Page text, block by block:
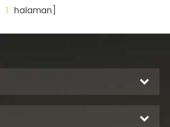
1 halaman]